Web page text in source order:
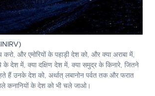
और एमोरियों के पहाड़ी देश को, और क्या अराबा में,
के देश में, क्या दक्षिण देश में, क्या समुद्र के किनारे, जितने
हैं उनके देश को, अर्थात् लबानोन पर्वत तक और फरात
कनानियों के देश को भी चले जाओ।